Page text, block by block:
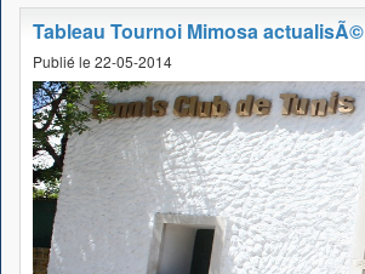
Tableau Tournoi Mimosa actualisÃ©
Publié le 22-05-2014